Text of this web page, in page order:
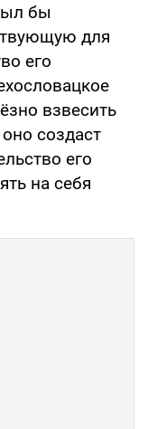
бы
для
его
взвесить
создаст
его
на себя